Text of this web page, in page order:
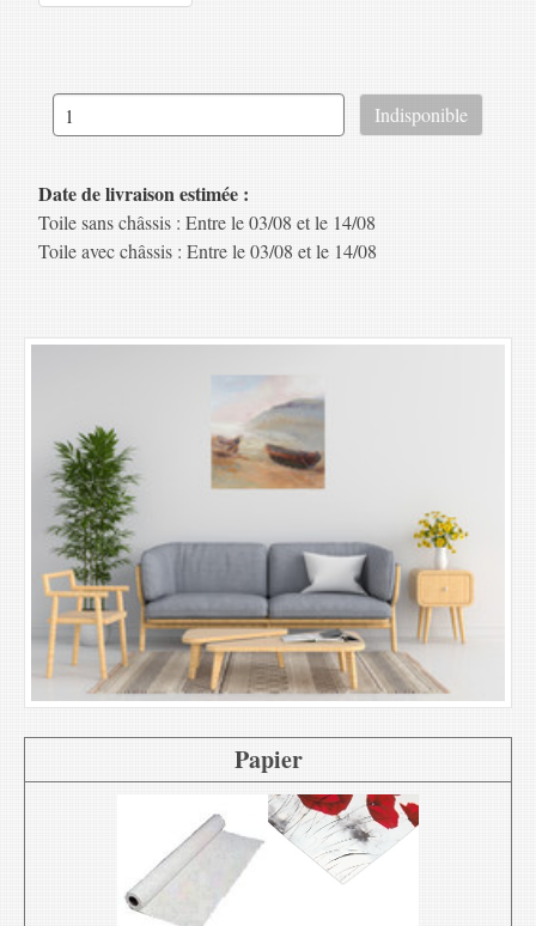
Date de livraison estimée :
Toile sans châssis : Entre le 03/08 et le 14/08
Toile avec châssis : Entre le 03/08 et le 14/08
Papier